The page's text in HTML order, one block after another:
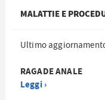
MALATTIE E
Ultimo
RAGADE ANALE
Leggi ›